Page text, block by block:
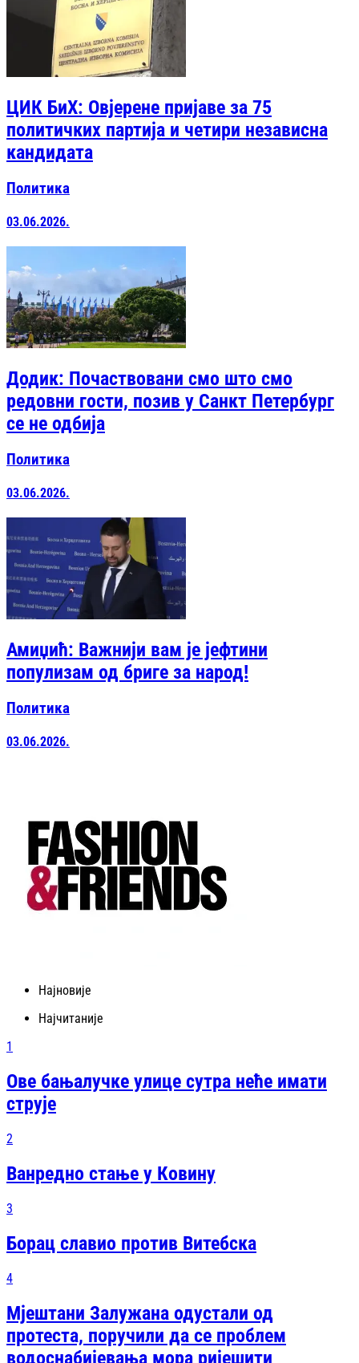
ЦИК БиХ: Овјерене пријаве за 75
политичких партија и четири независна
кандидата
Политика
03.06.2026.
Додик: Почаствовани смо што смо
редовни гости, позив у Санкт Петербург
се не одбија
Политика
03.06.2026.
Амиџић: Важнији вам је јефтини
популизам од бриге за народ!
Политика
03.06.2026.
Најновије
Најчитаније
1
Ове бањалучке улице сутра неће имати
струје
2
Ванредно стање у Ковину
3
Борац славио против Витебска
4
Мјештани Залужана одустали од
протеста, поручили да се проблем
водоснабијевања мора ријешити